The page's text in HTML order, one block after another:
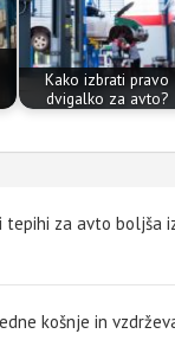
Kako izbrati pravo
dvigalko za avto?
tepihi za avto boljša
košnje in